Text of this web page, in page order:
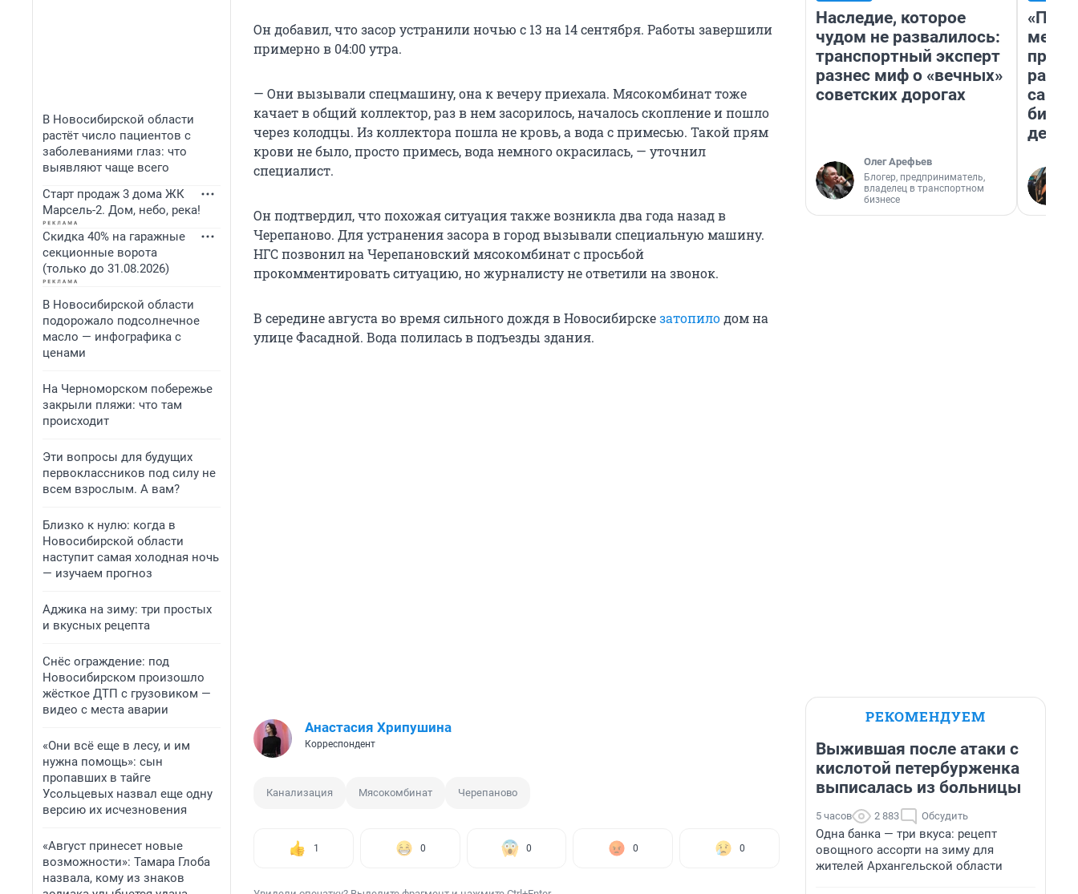
В Новосибирской области
растёт число пациентов с
заболеваниями глаз: что
выявляют чаще всего
Старт продаж 3 дома ЖК
Марсель-2. Дом, небо, река!
Скидка 40% на гаражные
секционные ворота
(только до 31.08.2026)
В Новосибирской области
подорожало подсолнечное
масло — инфографика с
ценами
На Черноморском побережье
закрыли пляжи: что там
происходит
Эти вопросы для будущих
первоклассников под силу не
всем взрослым. А вам?
Близко к нулю: когда в
Новосибирской области
наступит самая холодная ночь
— изучаем прогноз
Аджика на зиму: три простых
и вкусных рецепта
Снёс ограждение: под
Новосибирском произошло
жёсткое ДТП с грузовиком —
видео с места аварии
«Они всё еще в лесу, и им
нужна помощь»: сын
пропавших в тайге
Усольцевых назвал еще одну
версию их исчезновения
«Август принесет новые
возможности»: Тамара Глоба
назвала, кому из знаков
Он добавил, что засор устранили ночью с 13 на 14 сентября. Работы завершили
примерно в 04:00 утра.
— Они вызывали спецмашину, она к вечеру приехала. Мясокомбинат тоже
качает в общий коллектор, раз в нем засорилось, началось скопление и пошло
через колодцы. Из коллектора пошла не кровь, а вода с примесью. Такой прям
крови не было, просто примесь, вода немного окрасилась, — уточнил
специалист.
Он подтвердил, что похожая ситуация также возникла два года назад в
Черепаново. Для устранения засора в город вызывали специальную машину.
НГС позвонил на Черепановский мясокомбинат с просьбой
прокомментировать ситуацию, но журналисту не ответили на звонок.
В середине августа во время сильного дождя в Новосибирскезатопилодом на
улице Фасадной. Вода полилась в подъезды здания.
Анастасия Хрипушина
Корреспондент
Канализация Мясокомбинат Черепаново
1 0 0 0 0
Наследие, которое
чудом не развалилось:
транспортный эксперт
разнес миф о «вечных»
советских дорогах
Олег Арефьев
Блогер, предприниматель,
владелец в транспортном
бизнесе
РЕКОМЕНДУЕМ
Выжившая после атаки с
кислотой петербурженка
выписалась из больницы
5 часов 2 883 Обсудить
Одна банка — три вкуса: рецепт
овощного ассорти на зиму для
жителей Архангельской области